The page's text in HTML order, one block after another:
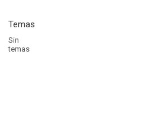
Temas
Sin
temas